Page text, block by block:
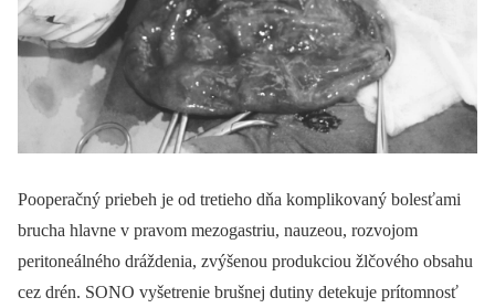
Pooperačný priebeh je od tretieho dňa komplikovaný bolesťami
brucha hlavne v pravom mezogastriu, nauzeou, rozvojom
peritoneálného dráždenia, zvýšenou produkciou žlčového obsahu
cez drén. SONO vyšetrenie brušnej dutiny detekuje prítomnosť